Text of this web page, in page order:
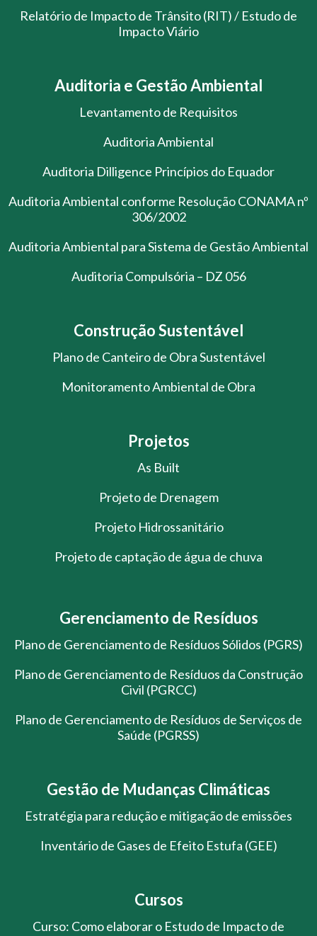
Relatório de Impacto de Trânsito (RIT) / Estudo de
Impacto Viário
Auditoria e Gestão Ambiental
Levantamento de Requisitos
Auditoria Ambiental
Auditoria Dilligence Princípios do Equador
Auditoria Ambiental conforme Resolução CONAMA nº
306/2002
Auditoria Ambiental para Sistema de Gestão Ambiental
Auditoria Compulsória – DZ 056
Construção Sustentável
Plano de Canteiro de Obra Sustentável
Monitoramento Ambiental de Obra
Projetos
As Built
Projeto de Drenagem
Projeto Hidrossanitário
Projeto de captação de água de chuva
Gerenciamento de Resíduos
Plano de Gerenciamento de Resíduos Sólidos (PGRS)
Plano de Gerenciamento de Resíduos da Construção
Civil (PGRCC)
Plano de Gerenciamento de Resíduos de Serviços de
Saúde (PGRSS)
Gestão de Mudanças Climáticas
Estratégia para redução e mitigação de emissões
Inventário de Gases de Efeito Estufa (GEE)
Cursos
Curso: Como elaborar o Estudo de Impacto de